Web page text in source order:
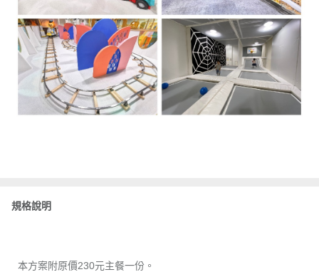
規格說明
本方案附原價230元主餐一份。